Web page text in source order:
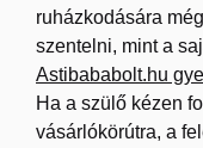
ruházkodására
szentelni, mint a
Astibababolt.hu
Ha a szülő kézen
vásárlókörútra, a